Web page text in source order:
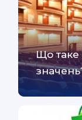
Що таке